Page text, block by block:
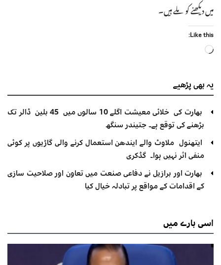
میں دیکھنے کو ملے ہیں۔
Like this:
Loading…
یہ بھیپڑھیے
بھارت کی خلائی معیشت اگلے 10 سالوں میں 45 بلین ڈالر تک
بڑھنے کی توقع ہے۔ جتیندر سنگھ
ایتھنول ملاوٹ والے ایندھن استعمال کرنے والی گاڑیوں پر کوئی
منفی اثر نہیں ہوا۔ گڈکری
بھارت اور برازیل نے دفاعی صنعت میں تعاون اور صلاحیت سازی
کے اقدامات کے مواقع پر تبادلہ خیال کیا
اسیبارے میں